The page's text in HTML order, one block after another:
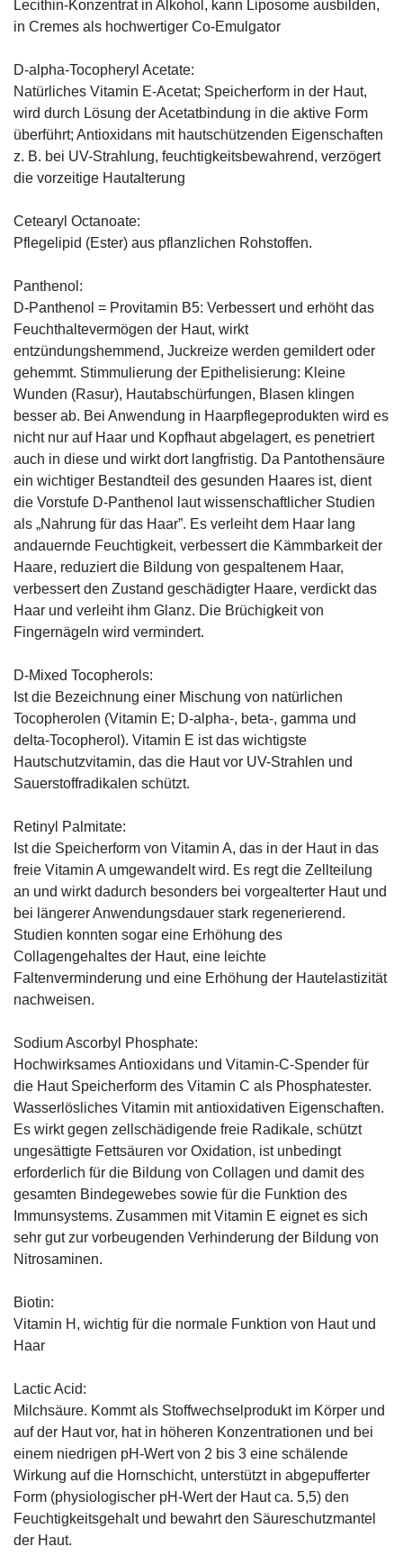
Lecithin-Konzentrat in Alkohol, kann Liposome ausbilden,
in Cremes als hochwertiger Co-Emulgator
D-alpha-Tocopheryl Acetate:
Natürliches Vitamin E-Acetat; Speicherform in der Haut,
wird durch Lösung der Acetatbindung in die aktive Form
überführt; Antioxidans mit hautschützenden Eigenschaften
z. B. bei UV-Strahlung, feuchtigkeitsbewahrend, verzögert
die vorzeitige Hautalterung
Cetearyl Octanoate:
Pflegelipid (Ester) aus pflanzlichen Rohstoffen.
Panthenol:
D-Panthenol = Provitamin B5: Verbessert und erhöht das
Feuchthaltevermögen der Haut, wirkt
entzündungshemmend, Juckreize werden gemildert oder
gehemmt. Stimmulierung der Epithelisierung: Kleine
Wunden (Rasur), Hautabschürfungen, Blasen klingen
besser ab. Bei Anwendung in Haarpflegeprodukten wird es
nicht nur auf Haar und Kopfhaut abgelagert, es penetriert
auch in diese und wirkt dort langfristig. Da Pantothensäure
ein wichtiger Bestandteil des gesunden Haares ist, dient
die Vorstufe D-Panthenol laut wissenschaftlicher Studien
als „Nahrung für das Haar”. Es verleiht dem Haar lang
andauernde Feuchtigkeit, verbessert die Kämmbarkeit der
Haare, reduziert die Bildung von gespaltenem Haar,
verbessert den Zustand geschädigter Haare, verdickt das
Haar und verleiht ihm Glanz. Die Brüchigkeit von
Fingernägeln wird vermindert.
D-Mixed Tocopherols:
Ist die Bezeichnung einer Mischung von natürlichen
Tocopherolen (Vitamin E; D-alpha-, beta-, gamma und
delta-Tocopherol). Vitamin E ist das wichtigste
Hautschutzvitamin, das die Haut vor UV-Strahlen und
Sauerstoffradikalen schützt.
Retinyl Palmitate:
Ist die Speicherform von Vitamin A, das in der Haut in das
freie Vitamin A umgewandelt wird. Es regt die Zellteilung
an und wirkt dadurch besonders bei vorgealterter Haut und
bei längerer Anwendungsdauer stark regenerierend.
Studien konnten sogar eine Erhöhung des
Collagengehaltes der Haut, eine leichte
Faltenverminderung und eine Erhöhung der Hautelastizität
nachweisen.
Sodium Ascorbyl Phosphate:
Hochwirksames Antioxidans und Vitamin-C-Spender für
die Haut Speicherform des Vitamin C als Phosphatester.
Wasserlösliches Vitamin mit antioxidativen Eigenschaften.
Es wirkt gegen zellschädigende freie Radikale, schützt
ungesättigte Fettsäuren vor Oxidation, ist unbedingt
erforderlich für die Bildung von Collagen und damit des
gesamten Bindegewebes sowie für die Funktion des
Immunsystems. Zusammen mit Vitamin E eignet es sich
sehr gut zur vorbeugenden Verhinderung der Bildung von
Nitrosaminen.
Biotin:
Vitamin H, wichtig für die normale Funktion von Haut und
Haar
Lactic Acid:
Milchsäure. Kommt als Stoffwechselprodukt im Körper und
auf der Haut vor, hat in höheren Konzentrationen und bei
einem niedrigen pH-Wert von 2 bis 3 eine schälende
Wirkung auf die Hornschicht, unterstützt in abgepufferter
Form (physiologischer pH-Wert der Haut ca. 5,5) den
Feuchtigkeitsgehalt und bewahrt den Säureschutzmantel
der Haut.